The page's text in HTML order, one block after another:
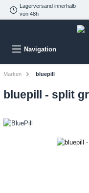
Lagerversand innerhalb
von 48h
Navigation
Marken bluepill
bluepill - split